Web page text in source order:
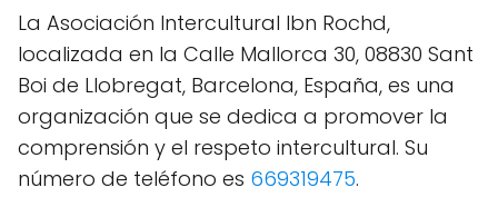
La Asociación Intercultural Ibn Rochd,
localizada en la Calle Mallorca 30, 08830 Sant
Boi de Llobregat, Barcelona, España, es una
organización que se dedica a promover la
comprensión y el respeto intercultural. Su
número de teléfono es 669319475.